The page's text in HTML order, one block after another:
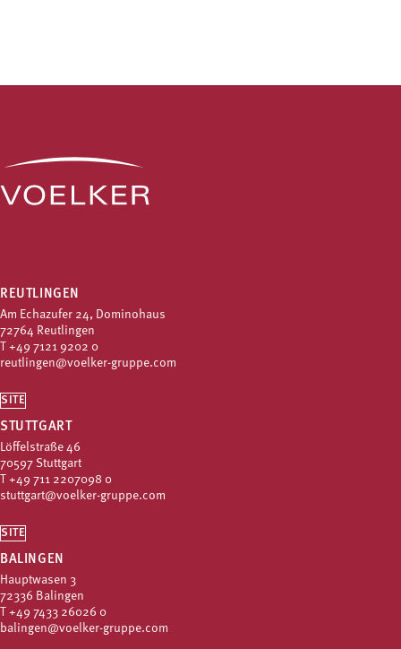
REUTLINGEN
Am Echazufer 24, Dominohaus
72764 Reutlingen
T +49 7121 9202 0
reutlingen@voelker-gruppe.com
SITE
STUTTGART
Löffelstraße 46
70597 Stuttgart
T +49 711 2207098 0
stuttgart@voelker-gruppe.com
SITE
BALINGEN
Hauptwasen 3
72336 Balingen
T +49 7433 26026 0
balingen@voelker-gruppe.com